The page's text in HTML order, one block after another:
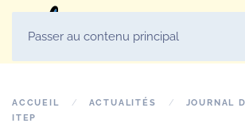
Passer au contenu principal
ACCUEIL ACTUALITÉS
JOURNAL
ITEP